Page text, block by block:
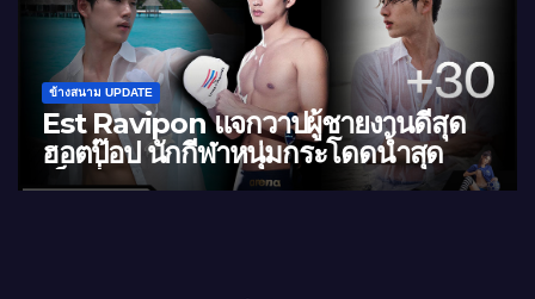
สุด
ข้างสนาม UPDATE
นัท ณรัช แจกวาร์ปหนุ่มหล่อมาดเข้
ดีทรงเสน่ห์ ใหญ่สุดจุกแน่นอน